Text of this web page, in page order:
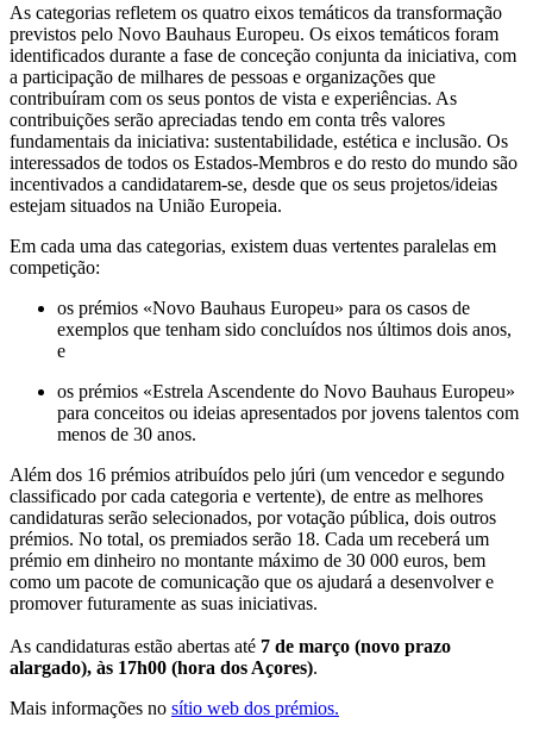
As categorias refletem os quatro eixos temáticos da transformação
previstos pelo Novo Bauhaus Europeu. Os eixos temáticos foram
identificados durante a fase de conceção conjunta da iniciativa, com
a participação de milhares de pessoas e organizações que
contribuíram com os seus pontos de vista e experiências. As
contribuições serão apreciadas tendo em conta três valores
fundamentais da iniciativa: sustentabilidade, estética e inclusão. Os
interessados de todos os Estados-Membros e do resto do mundo são
incentivados a candidatarem-se, desde que os seus projetos/ideias
estejam situados na União Europeia.
Em cada uma das categorias, existem duas vertentes paralelas em
competição:
os prémios «Novo Bauhaus Europeu» para os casos de
exemplos que tenham sido concluídos nos últimos dois anos,
e
os prémios «Estrela Ascendente do Novo Bauhaus Europeu»
para conceitos ou ideias apresentados por jovens talentos com
menos de 30 anos.
Além dos 16 prémios atribuídos pelo júri (um vencedor e segundo
classificado por cada categoria e vertente), de entre as melhores
candidaturas serão selecionados, por votação pública, dois outros
prémios. No total, os premiados serão 18. Cada um receberá um
prémio em dinheiro no montante máximo de 30 000 euros, bem
como um pacote de comunicação que os ajudará a desenvolver e
promover futuramente as suas iniciativas.
As candidaturas estão abertas até 7 de março (novo prazo
alargado), às 17h00 (hora dos Açores).
Mais informações no sítio web dos prémios.